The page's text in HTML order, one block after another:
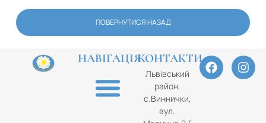
ПОВЕРНУТИСЯ НАЗАД
НАВІГАЦІЯКОНТАКТИ
Львівський
район,
с.Виннички,
вул.